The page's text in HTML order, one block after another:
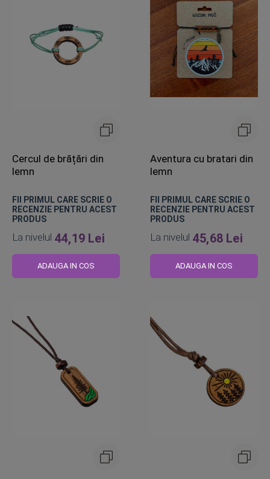
Cercul de brățări din
lemn
FII PRIMUL CARE SCRIE O
RECENZIE PENTRU ACEST
PRODUS
La nivelul 44,19 Lei
ADAUGA IN COS
Aventura cu bratari din
lemn
FII PRIMUL CARE SCRIE O
RECENZIE PENTRU ACEST
PRODUS
La nivelul 45,68 Lei
ADAUGA IN COS